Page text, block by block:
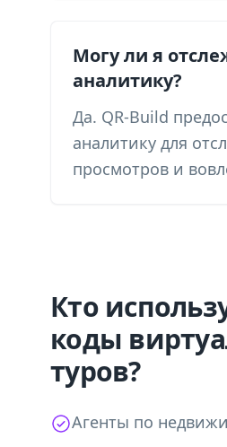
Могу ли я
аналитику?
Да. QR-Build
аналитику для
просмотров и
Кто
коды
туров?
Агенты по